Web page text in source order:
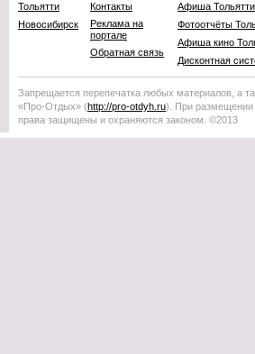
Тольятти
Новосибирск
Контакты
Реклама на
портале
Обратная связь
Афиша Тольятти
Фотоотчёты
Афиша кино
Дисконтная
Запрещается перепечатка любых материалов, а
«Про-Отдых» (http://pro-otdyh .ru). При размещении
права защищены и охраняются законом. ©2013